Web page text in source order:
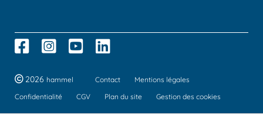
2026 hammel Contact
Mentions légales
Confidentialité
CGV Plan du site Gestion des cookies